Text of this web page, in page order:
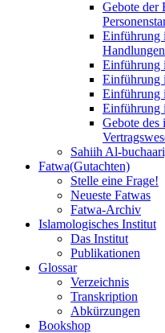
Gebote der
Einführung
Einführung
Einführung
Einführung
Einführung
Gebote des
Sahiih Al-
Fatwa(Gutachten)
Stelle eine Frage!
Neueste Fatwas
Fatwa-Archiv
Islamologisches Institut
Das Institut
Publikationen
Glossar
Verzeichnis
Transkription
Abkürzungen
Bookshop